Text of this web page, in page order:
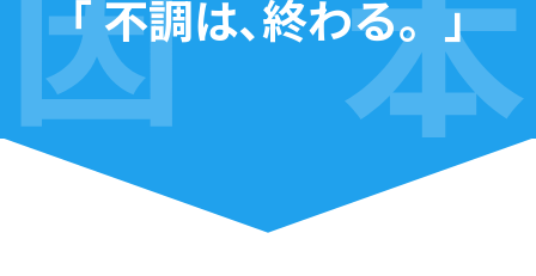
「 不調は､終わる。」